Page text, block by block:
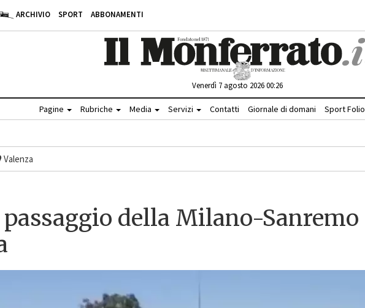
ARCHIVIO SPORT ABBONAMENTI
Venerdì 7 agosto 2026 00:26
Pagine Rubriche Media Servizi Contatti Giornale di domani Sport Folio
Valenza
della Milano-Sanremo